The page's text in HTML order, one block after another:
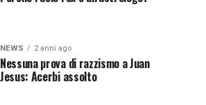
NEWS 2 anni ago
Nessuna prova di razzismo a Juan
Jesus: Acerbi assolto